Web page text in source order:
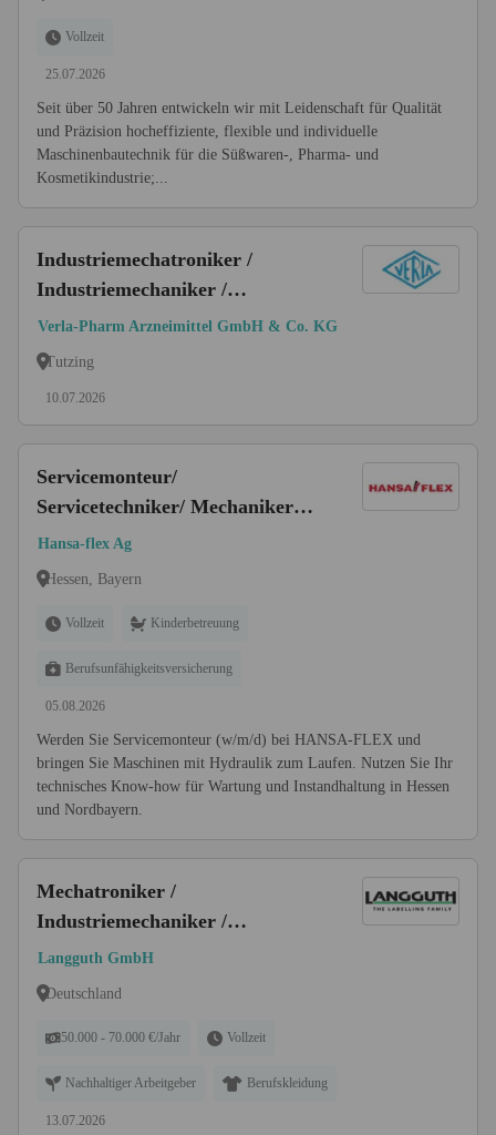
Vollzeit
25.07.2026
Seit über 50 Jahren entwickeln wir mit Leidenschaft für Qualität
und Präzision hocheffiziente, flexible und individuelle
Maschinenbautechnik für die Süßwaren-, Pharma- und
Kosmetikindustrie;...
Industriemechatroniker /
Industriemechaniker /
Maschinenbauer /
Maschinenschlosser (m/w/d)
Verla-Pharm Arzneimittel GmbH & Co. KG
Tutzing
10.07.2026
Servicemonteur/
Servicetechniker/ Mechaniker
(w/m/d) Industrieservice -
Hydraulik
Hansa-flex Ag
Hessen, Bayern
Vollzeit Kinderbetreuung
Berufsunfähigkeitsversicherung
05.08.2026
Werden Sie Servicemonteur (w/m/d) bei HANSA-FLEX und
bringen Sie Maschinen mit Hydraulik zum Laufen. Nutzen Sie Ihr
technisches Know-how für Wartung und Instandhaltung in Hessen
und Nordbayern.
Mechatroniker /
Industriemechaniker /
Maschinenschlosserals
Servicetechniker im weltweiten
Langguth GmbH
Deutschland
50.000 - 70.000 €/Jahr Vollzeit
Nachhaltiger Arbeitgeber Berufskleidung
13.07.2026